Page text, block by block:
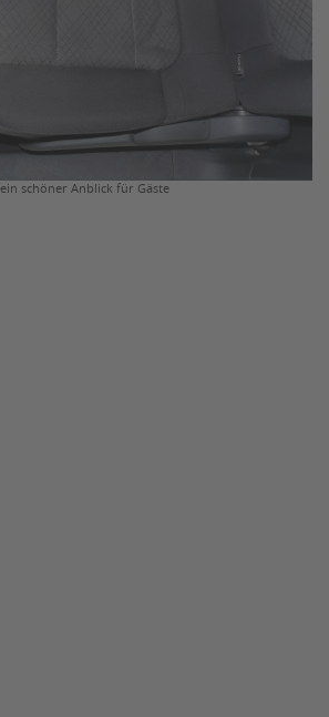
schöner Anblick für Gäste